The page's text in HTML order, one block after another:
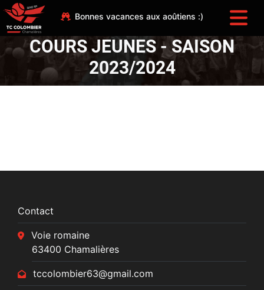
Bonnes vacances aux aoûtiens :)
COURS JEUNES - SAISON
2023/2024
Contact
Voie romaine
63400 Chamalières
tccolombier63@gmail.com